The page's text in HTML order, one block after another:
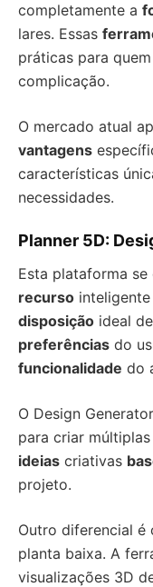
completamente a
lares. Essas
práticas para
complicação.
O mercado atual
vantagens
características
necessidades.
Planner 5D:
Esta plataforma
recurso
disposição ideal
preferências do
funcionalidade do
O Design
para criar
ideias criativas
projeto.
Outro diferencial é
planta baixa. A
visualizações 3D